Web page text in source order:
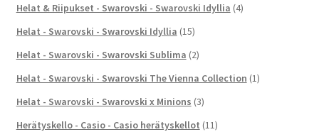
Helat & Riipukset - Swarovski - Swarovski Idyllia (4)
Helat - Swarovski - Swarovski Idyllia (15)
Helat - Swarovski - Swarovski Sublima (2)
Helat - Swarovski - Swarovski The Vienna Collection (1)
Helat - Swarovski - Swarovski x Minions (3)
Herätyskello - Casio - Casio herätyskellot (11)